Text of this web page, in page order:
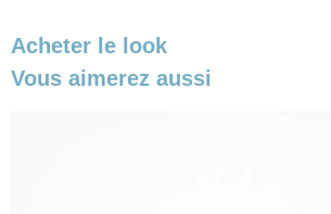
Acheter le look
Vous aimerez aussi